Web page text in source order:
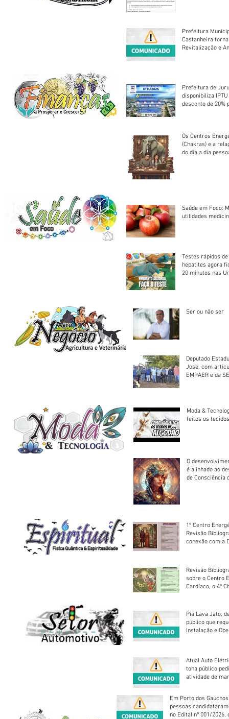
Prefeitura
Castanheira
Revitalização e
Prefeitura de
disponibiliza
desconto de 20%
Os Centros
(Chakras) e a
do dia a dia
Saúde em Foco:
utilidades
Testes rápidos
hepatites agora
20 minutos nas
Ser ou não ser
Deputado
José, com
EMPAER e da
Moda &
feitos os
O
é alinhado ao
de Consciência
1º Centro
Revisão
conexão com a
Revisão
sobre o Centro
Cardíaco, o 4ª
Piá Lava Jato,
público que
Instalação e
Atual Auto
tona público
atividade de
Em Porto dos
pessoas
no Edital nº 001/2026,